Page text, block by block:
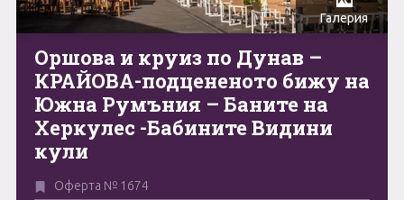
Май
Юни
Юли
Август
Септември
Свържете се с нас
Оршова и круиз по Дунав –
КРАЙОВА-подцененото бижу на
Южна Румъния – Баните на
Херкулес -Бабините Видини
кули
Оферта № 1674
Галерия